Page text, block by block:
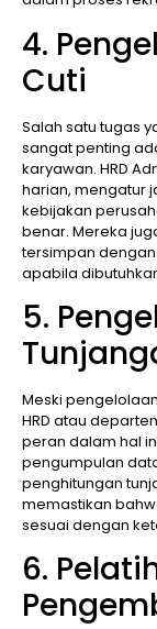
4.
Cuti
Salah satu tugas
sangat penting
karyawan. HRD
harian, mengatur
kebijakan
benar. Mereka
tersimpan
apabila
5.
Meski
HRD atau
peran dalam hal
pengumpulan
penghitungan
memastikan
sesuai dengan
6.